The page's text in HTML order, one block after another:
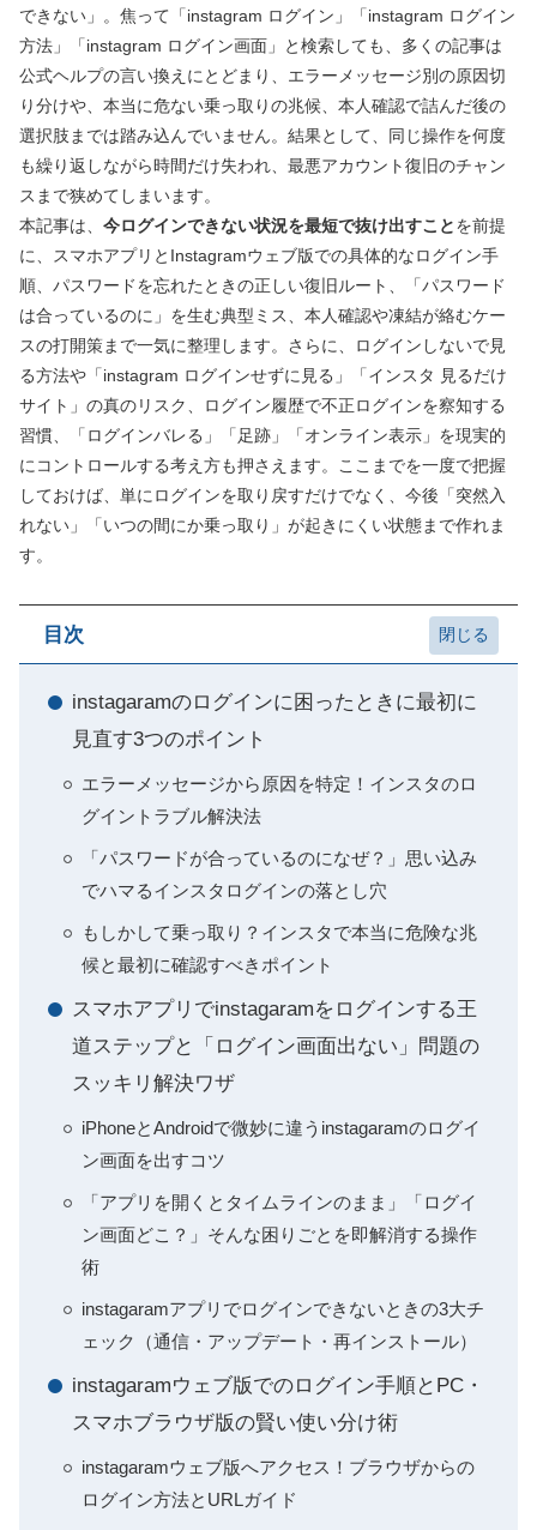
できない」。焦って「instagram ログイン」「instagram ログイン
方法」「instagram ログイン画面」と検索しても、多くの記事は
公式ヘルプの言い換えにとどまり、エラーメッセージ別の原因切
り分けや、本当に危ない乗っ取りの兆候、本人確認で詰んだ後の
選択肢までは踏み込んでいません。結果として、同じ操作を何度
も繰り返しながら時間だけ失われ、最悪アカウント復旧のチャン
スまで狭めてしまいます。
本記事は、 今ログインできない状況を最短で抜け出すことを前提
に、スマホアプリとInstagramウェブ版での具体的なログイン手
順、パスワードを忘れたときの正しい復旧ルート、「パスワード
は合っているのに」を生む典型ミス、本人確認や凍結が絡むケー
スの打開策まで一気に整理します。さらに、ログインしないで見
る方法や「instagram ログインせずに見る」「インスタ 見るだけ
サイト」の真のリスク、ログイン履歴で不正ログインを察知する
習慣、「ログインバレる」「足跡」「オンライン表示」を現実的
にコントロールする考え方も押さえます。ここまでを一度で把握
しておけば、単にログインを取り戻すだけでなく、今後「突然入
れない」「いつの間にか乗っ取り」が起きにくい状態まで作れま
す。
目次
instagaramのログインに困ったときに最初に
見直す3つのポイント
エラーメッセージから原因を特定！インスタのロ
グイントラブル解決法
「パスワードが合っているのになぜ？」思い込み
でハマるインスタログインの落とし穴
もしかして乗っ取り？インスタで本当に危険な兆
候と最初に確認すべきポイント
スマホアプリでinstagaramをログインする王
道ステップと「ログイン画面出ない」問題の
スッキリ解決ワザ
iPhoneとAndroidで微妙に違うinstagaramのログイ
ン画面を出すコツ
「アプリを開くとタイムラインのまま」「ログイ
ン画面どこ？」そんな困りごとを即解消する操作
術
instagaramアプリでログインできないときの3大チ
ェック（通信・アップデート・再インストール）
instagaramウェブ版でのログイン手順とPC・
スマホブラウザ版の賢い使い分け術
instagaramウェブ版へアクセス！ブラウザからの
ログイン方法とURLガイド